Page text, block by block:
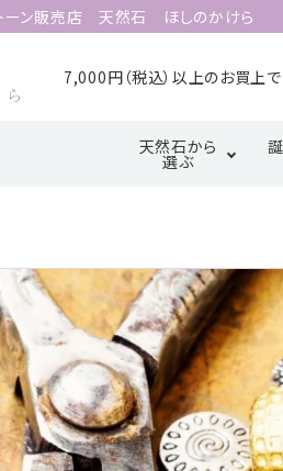
ーン販売店 天然石 ほしのかけら
7,000円（税込）以上のお買上
天然石から
選ぶ
ハ行